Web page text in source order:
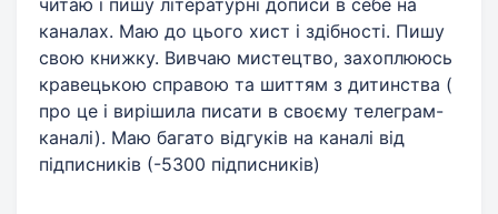
читаю і пишу літературні дописи в себе на
каналах. Маю до цього хист і здібності. Пишу
свою книжку. Вивчаю мистецтво, захоплююсь
кравецькою справою та шиттям з дитинства (
про це і вирішила писати в своєму телеграм-
каналі). Маю багато відгуків на каналі від
підписників (-5300 підписників)